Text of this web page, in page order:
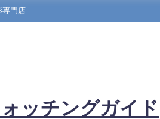
専門店
ッチングガイド